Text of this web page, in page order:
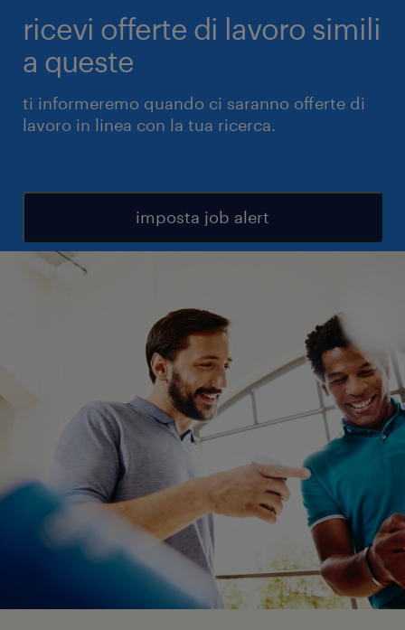
ricevi offerte di lavoro simili
a queste
ti informeremo quando ci saranno offerte di
lavoro in linea con la tua ricerca.
imposta job alert